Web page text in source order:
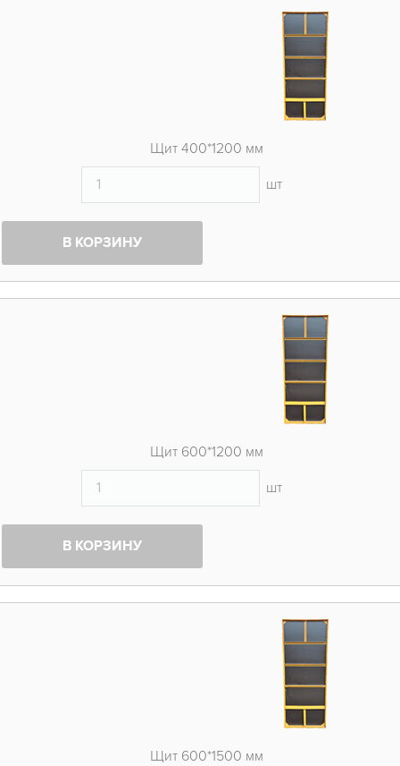
Щит 400*1200 мм
шт
В КОРЗИНУ
Щит 600*1200 мм
шт
В КОРЗИНУ
Щит 600*1500 мм